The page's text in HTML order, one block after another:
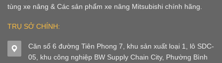
tùng xe nâng & Các sản phẩm xe nâng Mitsubishi chính hãng.
TRỤ SỞ CHÍNH:
Căn số 6 đường Tiên Phong 7, khu sản xuất loại 1, lô SDC-
05, khu công nghiệp BW Supply Chain City, Phường Bình